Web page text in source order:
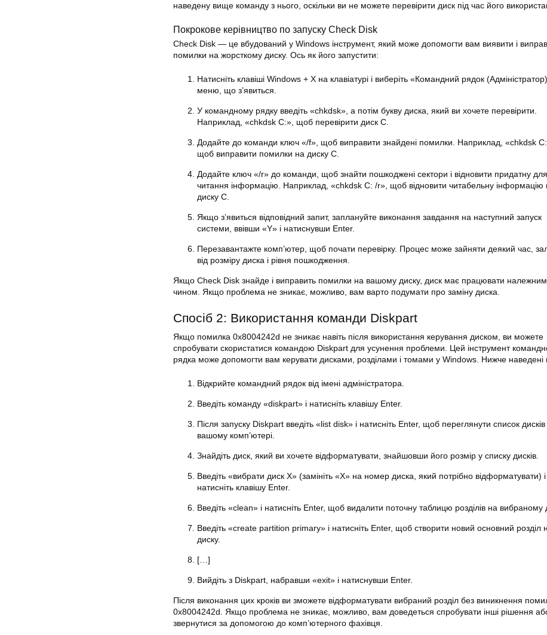
наведену вище команду з нього, оскільки ви не можете перевірити диск під час його
Покрокове керівництво по запуску Check Disk
Check Disk — це вбудований у Windows інструмент, який може допомогти вам виявити і
помилки на жорсткому диску. Ось як його запустити:
Натисніть клавіші Windows + X на клавіатурі і виберіть «Командний рядок
меню, що з’явиться.
У командному рядку введіть «chkdsk», а потім букву диска, який ви хочете перевірити.
Наприклад, «chkdsk C:», щоб перевірити диск C.
Додайте до команди ключ «/f», щоб виправити знайдені помилки. Наприклад, «chkdsk
щоб виправити помилки на диску C.
Додайте ключ «/r» до команди, щоб знайти пошкоджені сектори і відновити придатну для
читання інформацію. Наприклад, «chkdsk C: /r», щоб відновити читабельну інформацію
диску C.
Якщо з’явиться відповідний запит, заплануйте виконання завдання на наступний запуск
системи, ввівши «Y» і натиснувши Enter.
Перезавантажте комп’ютер, щоб почати перевірку. Процес може зайняти деякий час,
від розміру диска і рівня пошкодження.
Якщо Check Disk знайде і виправить помилки на вашому диску, диск має працювати належним
чином. Якщо проблема не зникає, можливо, вам варто подумати про заміну диска.
Спосіб 2: Використання команди Diskpart
Якщо помилка 0x8004242d не зникає навіть після використання керування диском, ви можете
спробувати скористатися командою Diskpart для усунення проблеми. Цей інструмент
рядка може допомогти вам керувати дисками, розділами і томами у Windows. Нижче наведені
Відкрийте командний рядок від імені адміністратора.
Введіть команду «diskpart» і натисніть клавішу Enter.
Після запуску Diskpart введіть «list disk» і натисніть Enter, щоб переглянути список
вашому комп’ютері.
Знайдіть диск, який ви хочете відформатувати, знайшовши його розмір у списку дисків.
Введіть «вибрати диск X» (замініть «X» на номер диска, який потрібно відформатувати) і
натисніть клавішу Enter.
Введіть «clean» і натисніть Enter, щоб видалити поточну таблицю розділів на вибраному
Введіть «create partition primary» і натисніть Enter, щоб створити новий основний розділ
диску.
[…]
Вийдіть з Diskpart, набравши «exit» і натиснувши Enter.
Після виконання цих кроків ви зможете відформатувати вибраний розділ без виникнення
0x8004242d. Якщо проблема не зникає, можливо, вам доведеться спробувати інші рішення
звернутися за допомогою до комп’ютерного фахівця.